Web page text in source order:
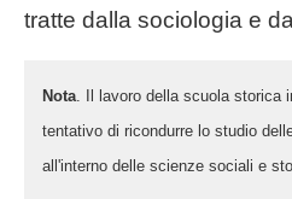
tratte dalla sociologia e
Nota. Il lavoro della scuola storica
tentativo di ricondurre lo studio
all'interno delle scienze sociali e